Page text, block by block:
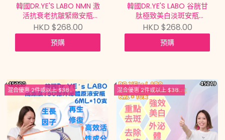
韓國DR.YE'S LABO NMN 激
活抗衰老抗皺緊緻安瓶
NMN ANTI-AGING &
WRINKLE CARE BOOSTER
AMPOULE 60ML【買滿
$699包郵 | 7/8截單 | 預計
HKD $268.00
預購
韓國DR.YE'S LABO 谷胱甘
肽極致美白淡斑安瓶
MELAZERO PERFECT
AMPOULE 60ML【買滿
$699包郵 | 7/8截單 | 預計
9月中到貨 |
HKD $268.00
預購
混合優惠 2件或以上 $389.5/1 混合優惠 2件或以上 $389.5/1